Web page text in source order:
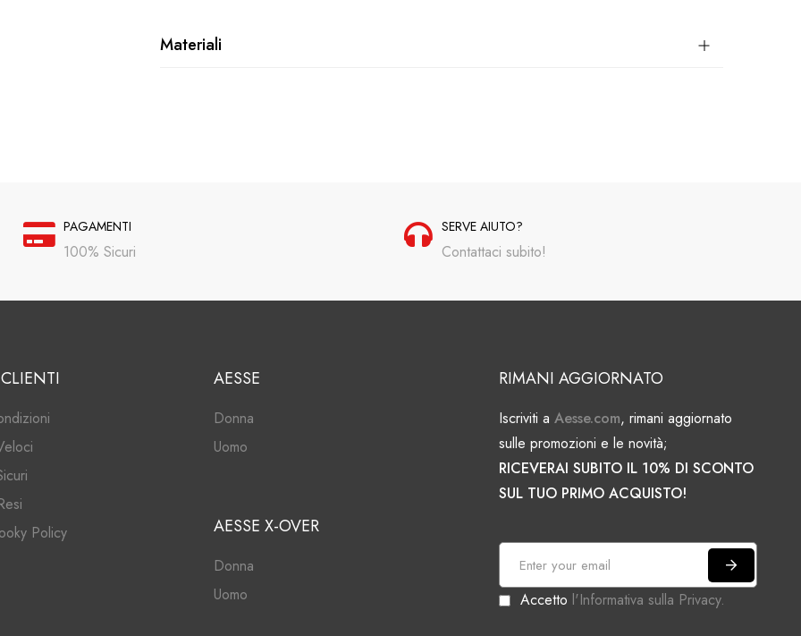
Materiali
PAGAMENTI
100% Sicuri
SERVE AIUTO?
Contattaci subito!
Policy
AESSE
Donna
Uomo
AESSE X-OVER
Donna
Uomo
RIMANI AGGIORNATO
Iscriviti aAesse.com, rimani aggiornato
sulle promozioni e le novità;
RICEVERAI SUBITO IL 10% DI SCONTO
SUL TUO PRIMO ACQUISTO!
c
Accetto l'Informativa sulla Privacy.